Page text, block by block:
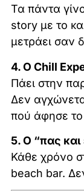
Τα πάντα
story με το
μετράει σαν
4. Ο Chill
Πάει στην
Δεν
πού άφησε το
5. Ο “πας και
Κάθε χρόνο
beach bar.